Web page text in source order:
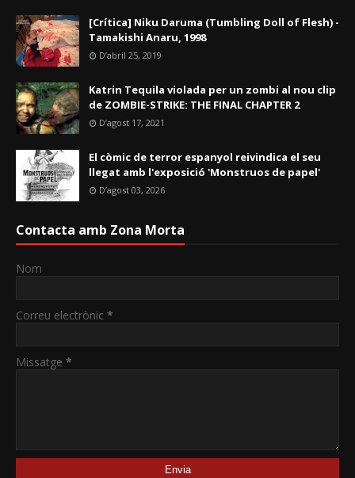
[Crítica] Niku Daruma (Tumbling Doll of Flesh) -
Tamakishi Anaru, 1998
D’abril 25, 2019
Katrin Tequila violada per un zombi al nou clip
de ZOMBIE-STRIKE: THE FINAL CHAPTER 2
D’agost 17, 2021
El còmic de terror espanyol reivindica el seu
llegat amb l'exposició 'Monstruos de papel'
D’agost 03, 2026
Contacta amb Zona Morta
Nom
Correu electrònic *
Missatge *